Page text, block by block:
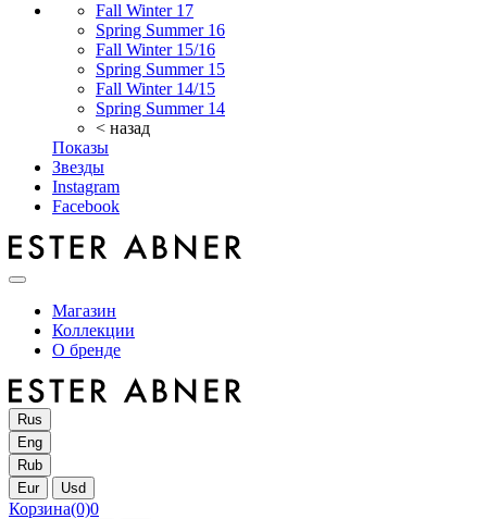
Fall Winter 17
Spring Summer 16
Fall Winter 15/16
Spring Summer 15
Fall Winter 14/15
Spring Summer 14
< назад
Показы
Звезды
Instagram
Facebook
Магазин
Коллекции
О бренде
Rus
Eng
Rub
Eur
Usd
Корзина(0)0